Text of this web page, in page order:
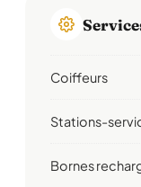
Coiffeurs
Stations-
Bornes